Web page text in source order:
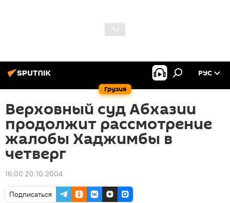
Грузия
РУС
Верховный суд Абхазии
продолжит рассмотрение
жалобы Хаджимбы в
четверг
16:00 20.10.2004
Подписаться